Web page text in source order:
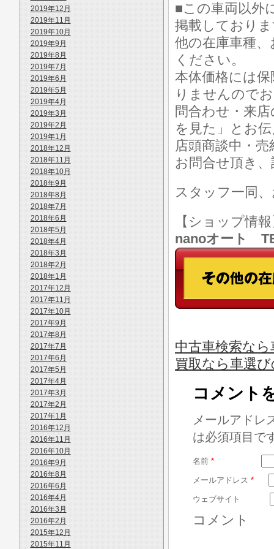
2019年12月
2019年11月
2019年10月
2019年9月
2019年8月
2019年7月
2019年6月
2019年5月
2019年4月
2019年3月
2019年2月
2019年1月
2018年12月
2018年11月
2018年10月
2018年9月
2018年8月
2018年7月
2018年6月
2018年5月
2018年4月
2018年3月
2018年2月
2018年1月
2017年12月
2017年11月
2017年10月
2017年9月
2017年8月
2017年7月
2017年6月
2017年5月
2017年4月
2017年3月
2017年2月
2017年1月
2016年12月
2016年11月
2016年10月
2016年9月
2016年8月
2016年6月
2016年4月
2016年3月
2016年2月
2015年12月
2015年11月
■この車両以外
掲載しており
他の在庫車種
ください。
本体価格には
りませんので
問合わせ・来
を見た」とお
店頭商談中・
お問合せ頂き
スタッフ一同
【ショップ情
nanoオート
中古車検索な
買取なら車選
コメント
メールアドレ
は必須項目で
名前 *
メールアドレス *
ウェブサイト
コメント